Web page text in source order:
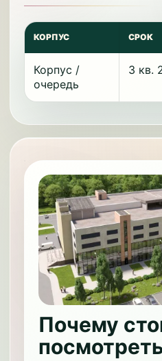
КОРПУС СРОК
Корпус /
очередь
3 кв.
Почему